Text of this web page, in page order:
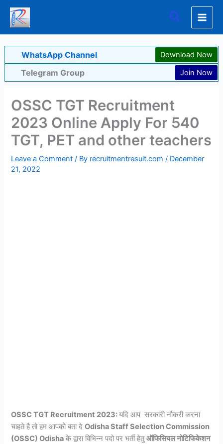
Skip
content
Search
WhatsApp Channel Download Now
Telegram Group Join Now
OSSC TGT Recruitment
2023 Online Apply For 540
TGT, PET and other teachers
Leave a Comment / By recruitmentresult.com/ December
21, 2022
OSSC TGT Recruitment 2023:यदि आप सरकारी नौकरी करना
चाहते है तो हम आपको बता देOdisha Staff Selection Commission
(OSSC) Odisha के द्वारा विभिन्न पदो पर भर्ती हेतुऑफिसियल नोटिफिकेशन